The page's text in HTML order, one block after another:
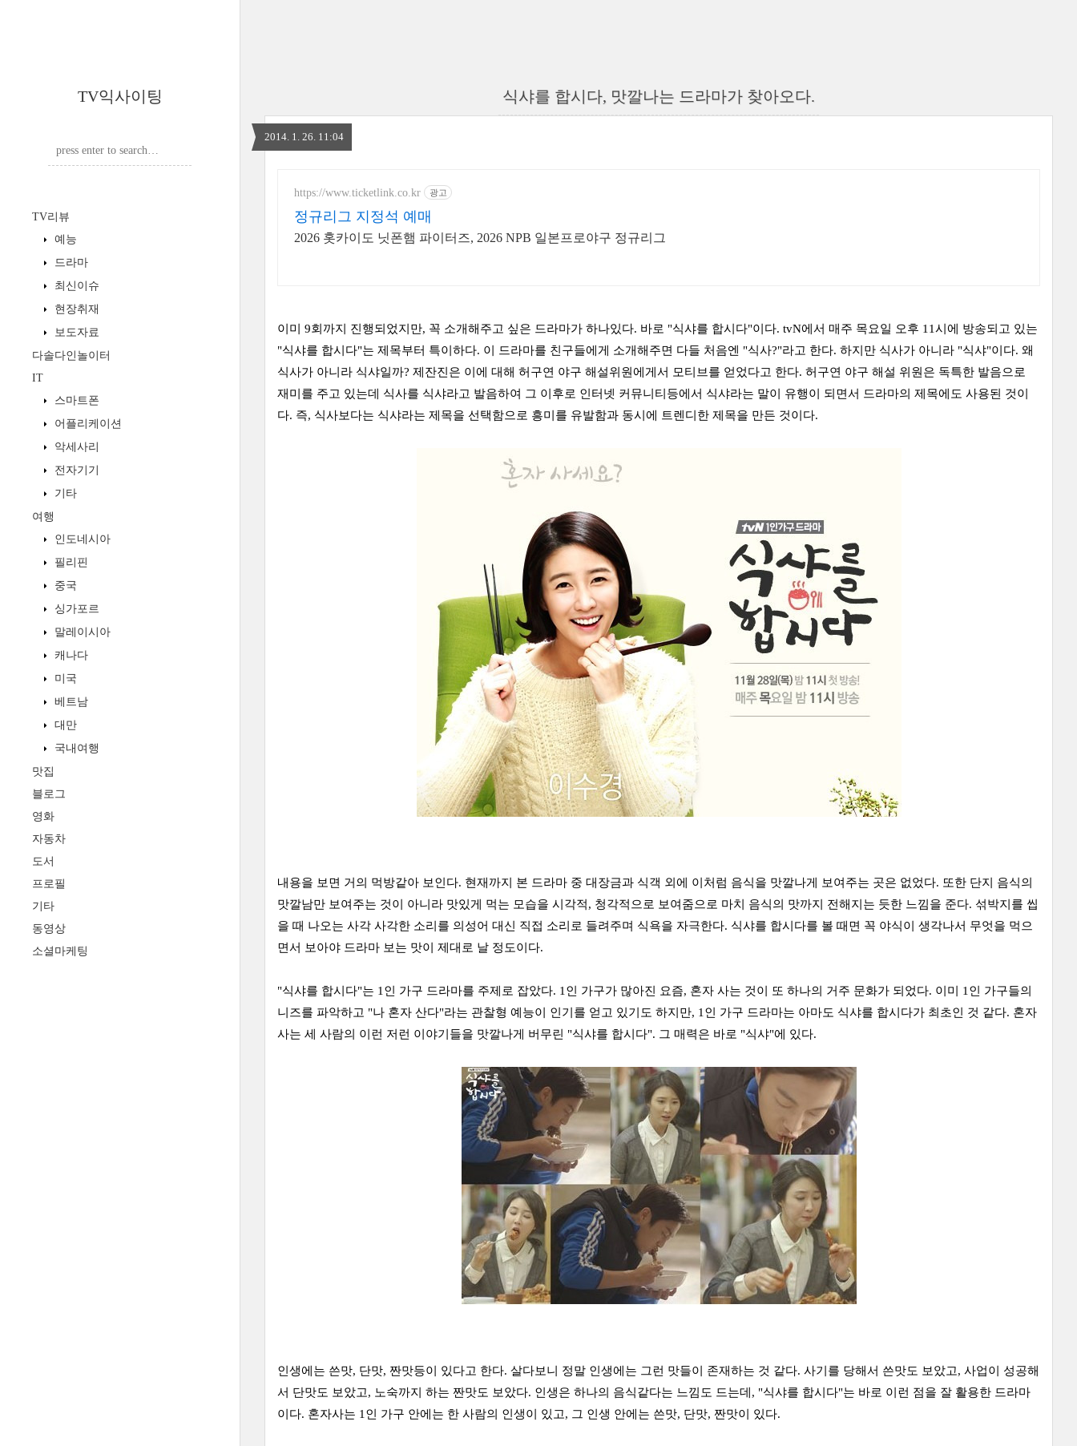
TV익사이팅
TV리뷰
예능
드라마
최신이슈
현장취재
보도자료
다솔다인놀이터
IT
스마트폰
어플리케이션
악세사리
전자기기
기타
여행
인도네시아
필리핀
중국
싱가포르
말레이시아
캐나다
미국
베트남
대만
국내여행
맛집
블로그
영화
자동차
도서
프로필
기타
동영상
소셜마케팅
식샤를 합시다, 맛깔나는 드라마가 찾아오다.
2014. 1. 26. 11:04
https://www.ticketlink.co.kr 광고
정규리그 지정석 예매
2026 홋카이도 닛폰햄 파이터즈, 2026 NPB 일본프로야구 정규리그
이미 9회까지 진행되었지만, 꼭 소개해주고 싶은 드라마가 하나있다. 바로 "식샤를 합시다"이다. tvN에서 매주 목요일 오후 11시에 방송되고 있는
"식샤를 합시다"는 제목부터 특이하다. 이 드라마를 친구들에게 소개해주면 다들 처음엔 "식사?"라고 한다. 하지만 식사가 아니라 "식샤"이다. 왜
식사가 아니라 식샤일까? 제잔진은 이에 대해 허구연 야구 해설위원에게서 모티브를 얻었다고 한다. 허구연 야구 해설 위원은 독특한 발음으로
재미를 주고 있는데 식사를 식샤라고 발음하여 그 이후로 인터넷 커뮤니티등에서 식샤라는 말이 유행이 되면서 드라마의 제목에도 사용된 것이
다. 즉, 식사보다는 식샤라는 제목을 선택함으로 흥미를 유발함과 동시에 트렌디한 제목을 만든 것이다.
내용을 보면 거의 먹방같아 보인다. 현재까지 본 드라마 중 대장금과 식객 외에 이처럼 음식을 맛깔나게 보여주는 곳은 없었다. 또한 단지 음식의
맛깔남만 보여주는 것이 아니라 맛있게 먹는 모습을 시각적, 청각적으로 보여줌으로 마치 음식의 맛까지 전해지는 듯한 느낌을 준다. 섞박지를 씹
을 때 나오는 사각 사각한 소리를 의성어 대신 직접 소리로 들려주며 식욕을 자극한다. 식샤를 합시다를 볼 때면 꼭 야식이 생각나서 무엇을 먹으
면서 보아야 드라마 보는 맛이 제대로 날 정도이다.
"식샤를 합시다"는 1인 가구 드라마를 주제로 잡았다. 1인 가구가 많아진 요즘, 혼자 사는 것이 또 하나의 거주 문화가 되었다. 이미 1인 가구들의
니즈를 파악하고 "나 혼자 산다"라는 관찰형 예능이 인기를 얻고 있기도 하지만, 1인 가구 드라마는 아마도 식샤를 합시다가 최초인 것 같다. 혼자
사는 세 사람의 이런 저런 이야기들을 맛깔나게 버무린 "식샤를 합시다". 그 매력은 바로 "식샤"에 있다.
인생에는 쓴맛, 단맛, 짠맛등이 있다고 한다. 살다보니 정말 인생에는 그런 맛들이 존재하는 것 같다. 사기를 당해서 쓴맛도 보았고, 사업이 성공해
서 단맛도 보았고, 노숙까지 하는 짠맛도 보았다. 인생은 하나의 음식같다는 느낌도 드는데, "식샤를 합시다"는 바로 이런 점을 잘 활용한 드라마
이다. 혼자사는 1인 가구 안에는 한 사람의 인생이 있고, 그 인생 안에는 쓴맛, 단맛, 짠맛이 있다.